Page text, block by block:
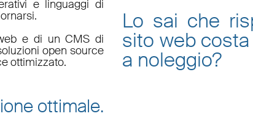
e linguaggi di
e di un CMS di
open source
ottimizzato.
ottimale.
Lo sai che
sito webcosta
a noleggio?